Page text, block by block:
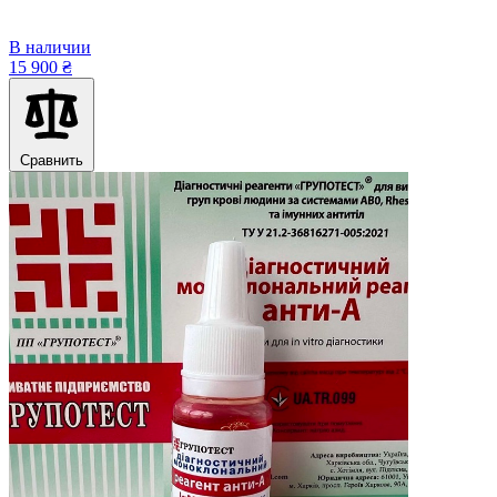
В наличии
15 900 ₴
Сравнить